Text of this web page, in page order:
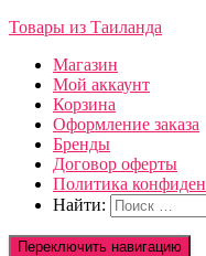
Товары из Таиланда
Магазин
Мой аккаунт
Корзина
Оформление заказа
Бренды
Договор оферты
Политика
Найти:
Переключить навигацию